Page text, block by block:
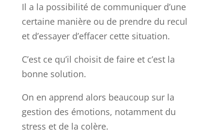
Il a la possibilité de communiquer d’une
certaine manière ou de prendre du recul
et d’essayer d’effacer cette situation.
C’est ce qu’il choisit de faire et c’est la
bonne solution.
On en apprend alors beaucoup sur la
gestion des émotions, notamment du
stress et de la colère.